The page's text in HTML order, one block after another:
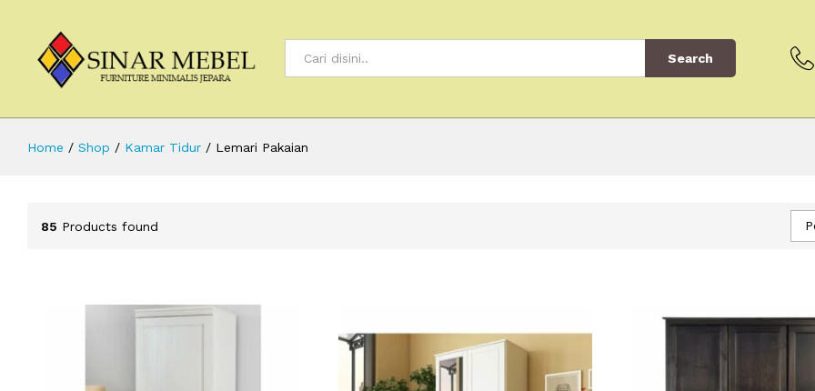
Search
Home / Shop / Kamar Tidur / Lemari Pakaian
85 Products found